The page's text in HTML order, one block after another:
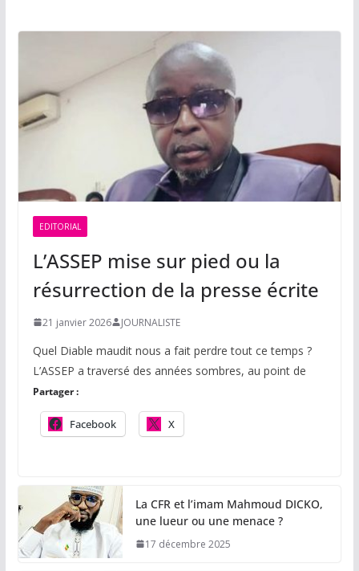
EDITORIAL
L’ASSEP mise sur pied ou la
résurrection de la presse écrite
21 janvier 2026 JOURNALISTE
Quel Diable maudit nous a fait perdre tout ce temps ?
L’ASSEP a traversé des années sombres, au point de
Partager :
Facebook X
La CFR et l’imam Mahmoud DICKO,
une lueur ou une menace ?
17 décembre 2025